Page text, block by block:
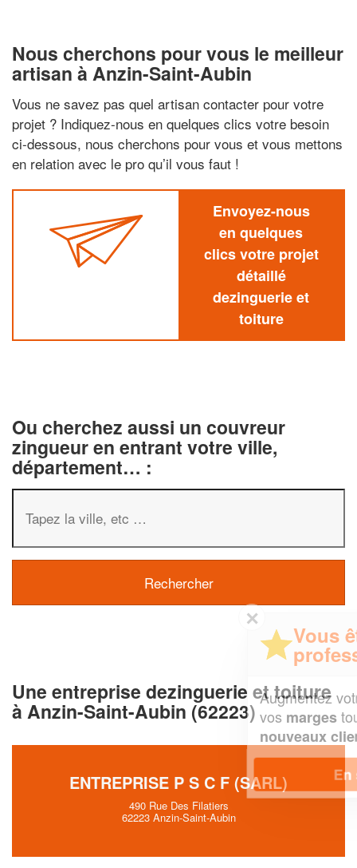
Nous cherchons pour vous le meilleur
artisan à Anzin-Saint-Aubin
Vous ne savez pas quel artisan contacter pour votre
projet ? Indiquez-nous en quelques clics votre besoin
ci-dessous, nous cherchons pour vous et vous mettons
en relation avec le pro qu’il vous faut !
Envoyez-nous
en quelques
clics votre projet
détaillé
dezinguerie et
toiture
Ou cherchez aussi un couvreur
zingueur en entrant votre ville,
département… :
Une entreprise dezinguerie et toiture
à Anzin-Saint-Aubin (62223)
ENTREPRISE P S C F (SARL)
490 Rue Des Filatiers
62223 Anzin-Saint-Aubin
professionnel ?
Augmentez votrechiffre d'affaireset
vosmargestout en gagnant de
En savoir plus